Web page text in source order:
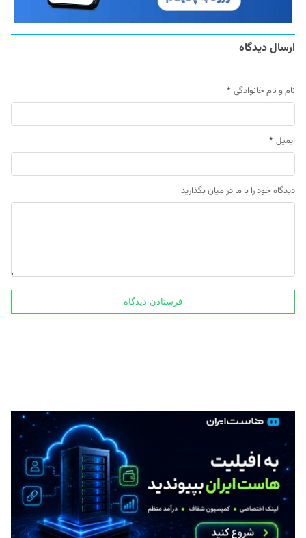
ارسال دیدگاه
نام و نام خانوادگی *
ایمیل *
دیدگاه خود را با ما در میان بگذارید